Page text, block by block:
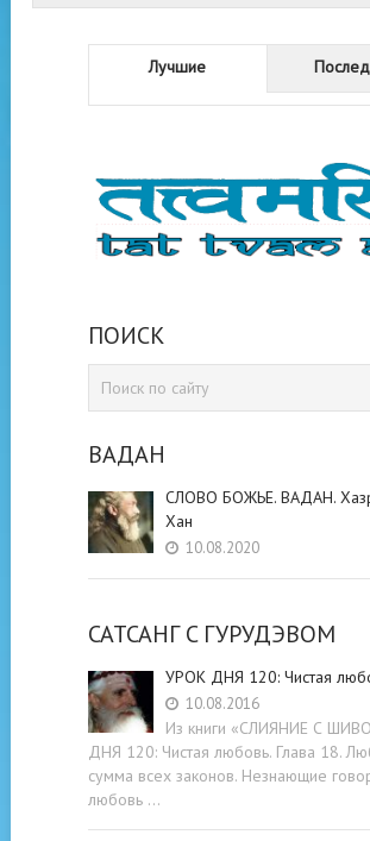
Лучшие
ПОИСК
ВАДАН
СЛОВО БОЖЬЕ. ВАДАН.
Хан
10.08.2020
САТСАНГ C ГУРУДЭВОМ
УРОК ДНЯ 120: Чистая
10.08.2016
Из книги «СЛИЯНИЕ С
ДНЯ 120: Чистая любовь. Глава 18.
сумма всех законов. Незнающие
любовь …